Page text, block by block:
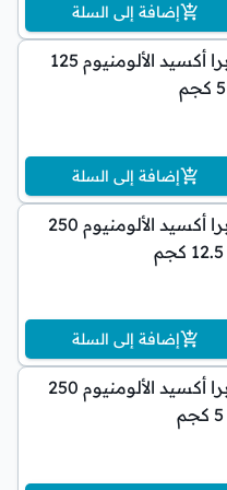
إضافة إلى السلة
رمل تنظيف كوبرا أكسيد الألومنيوم 125
إضافة إلى السلة
رمل تنظيف كوبرا أكسيد الألومنيوم 250
إضافة إلى السلة
رمل تنظيف كوبرا أكسيد الألومنيوم 250